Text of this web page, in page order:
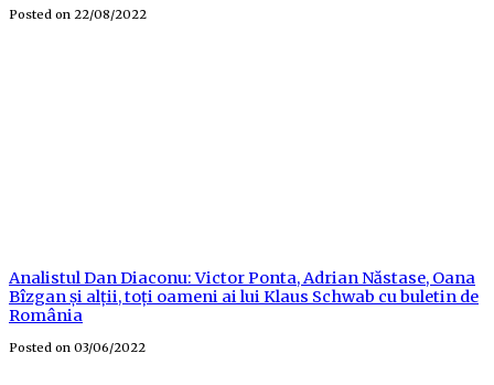
Posted on 22/08/2022
Analistul Dan Diaconu: Victor Ponta, Adrian Năstase, Oana
Bîzgan și alții, toți oameni ai lui Klaus Schwab cu buletin de
România
Posted on 03/06/2022